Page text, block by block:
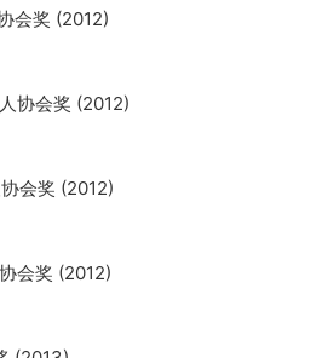
会奖 (2012)
协会奖 (2012)
会奖 (2012)
会奖 (2012)